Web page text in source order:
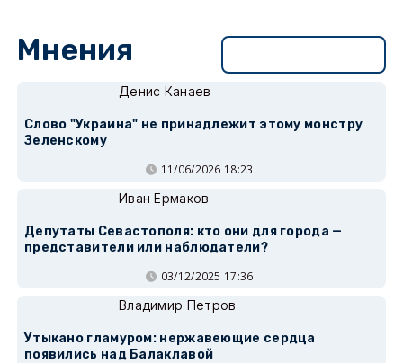
Мнения
Денис Канаев
Слово "Украина" не принадлежит этому монстру
Зеленскому
11/06/2026 18:23
Иван Ермаков
Депутаты Севастополя: кто они для города —
представители или наблюдатели?
03/12/2025 17:36
Владимир Петров
Утыкано гламуром: нержавеющие сердца
появились над Балаклавой